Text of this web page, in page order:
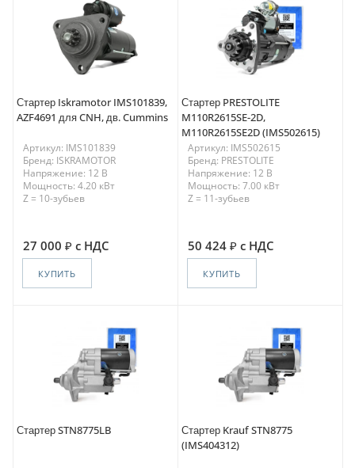
Стартер Iskramotor IMS101839,
AZF4691 для CNH, дв. Cummins
Артикул: IMS101839
Бренд: ISKRAMOTOR
Напряжение: 12 В
Мощность: 4.20 кВт
Z = 10-зубьев
27 000 с НДС
КУПИТЬ
Стартер PRESTOLITE
M110R2615SE-2D,
M110R2615SE2D (IMS502615)
Артикул: IMS502615
Бренд: PRESTOLITE
Напряжение: 12 В
Мощность: 7.00 кВт
Z = 11-зубьев
50 424 с НДС
КУПИТЬ
Стартер STN8775LB
Стартер Krauf STN8775
(IMS404312)